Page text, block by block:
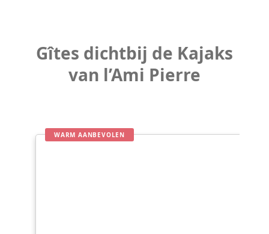
Gîtes dichtbij de Kajaks
van l’Ami Pierre
WARM AANBEVOLEN